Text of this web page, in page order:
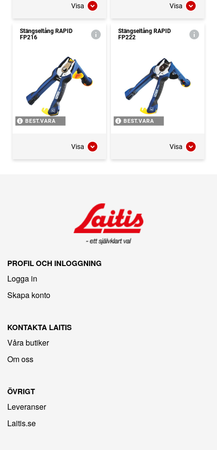
Visa Visa
Stängseltång RAPID
FP216
BEST.VARA
Visa
Stängseltång RAPID
FP222
BEST.VARA
Visa
PROFIL OCH INLOGGNING
Logga in
Skapa konto
KONTAKTA LAITIS
Våra butiker
Om oss
ÖVRIGT
Leveranser
Laitis.se